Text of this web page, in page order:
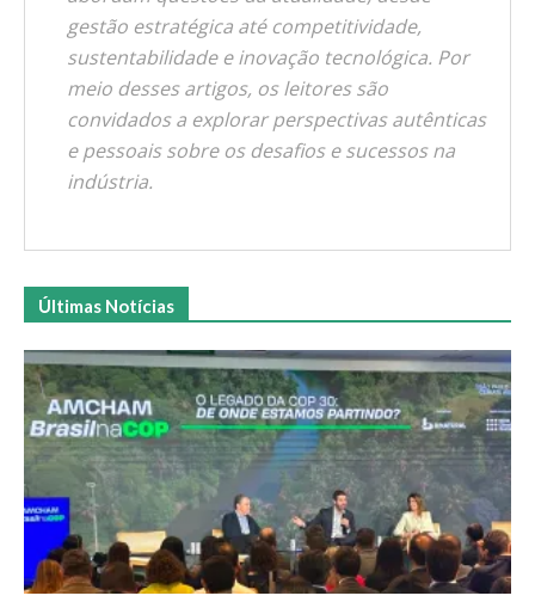
gestão estratégica até competitividade,
sustentabilidade e inovação tecnológica. Por
meio desses artigos, os leitores são
convidados a explorar perspectivas autênticas
e pessoais sobre os desafios e sucessos na
indústria.
Últimas Notícias